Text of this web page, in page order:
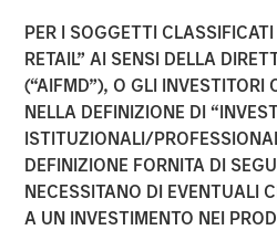
PER I SOGGETTI
RETAIL” AI SENSI DELLA
(“AIFMD”), O GLI INVESTITORI
NELLA DEFINIZIONE DI
ISTITUZIONALI/
DEFINIZIONE FORNITA DI
NECESSITANO DI EVENTUALI
A UN INVESTIMENTO NEI
Morgan
Capital
HighQ
29 LUGLIO 2019